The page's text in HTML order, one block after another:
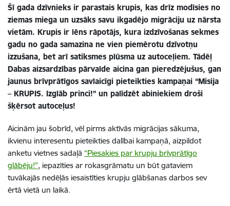
Šī gada dzīvnieks ir parastais krupis, kas drīz modīsies no
ziemas miega un uzsāks savu ikgadējo migrāciju uz nārsta
vietām. Krupis ir lēns rāpotājs, kura izdzīvošanas sekmes
gadu no gada samazina ne vien piemērotu dzīvotņu
izzušana, bet arī satiksmes plūsma uz autoceļiem. Tādēļ
Dabas aizsardzības pārvalde aicina gan pieredzējušus, gan
jaunus brīvprātīgos savlaicīgi pieteikties kampaņai “Misija
– KRUPIS. Izglāb princi!” un palīdzēt abiniekiem droši
šķērsot autoceļus!
Aicinām jau šobrīd, vēl pirms aktīvās migrācijas sākuma,
ikvienu interesentu pieteikties dalībai kampaņā, aizpildot
anketu vietnes sadaļā “Piesakies par krupju brīvprātīgo
glābēju!”, iepazīties ar rokasgrāmatu un būt gataviem
tuvākajās nedēļās iesaistīties krupju glābšanas darbos sev
ērtā vietā un laikā.